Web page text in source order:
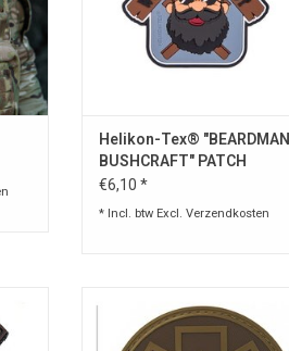
Helikon-Tex® "BEARDMAN
BUSHCRAFT" PATCH
€6,10 *
* Incl. btw Excl. Verzendkosten
TOEVOEGEN AAN WINKELWAGEN